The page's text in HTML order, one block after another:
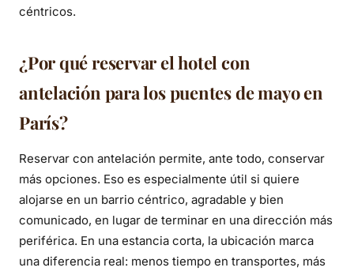
céntricos.
¿Por qué reservar el hotel con
antelación para los puentes de mayo en
París?
Reservar con antelación permite, ante todo, conservar
más opciones. Eso es especialmente útil si quiere
alojarse en un barrio céntrico, agradable y bien
comunicado, en lugar de terminar en una dirección más
periférica. En una estancia corta, la ubicación marca
una diferencia real: menos tiempo en transportes, más